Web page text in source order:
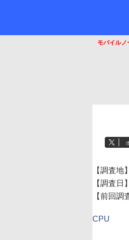
モバイルノ
【調査地
【調査日
【前回調
CPU